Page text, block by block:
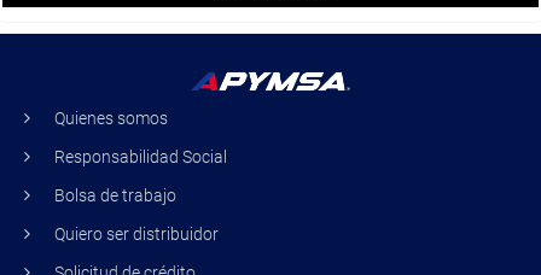
Quienes somos
Responsabilidad Social
Bolsa de trabajo
Quiero ser distribuidor